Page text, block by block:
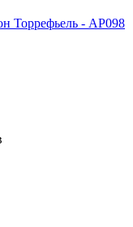
Торрефьель - АР098